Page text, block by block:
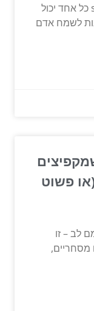
באתר הברכות של עדן שנקרא smiled כל אחד יכול
לשמח אדם
פשוט
לב – זו
מסחריים,